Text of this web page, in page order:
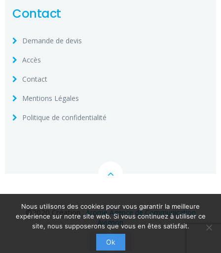
Contact
Demande de devis
Accès
Contact
Mentions Légales
Politique de confidentialité
©2020 Création :Arome Agence de Communication
Avignon
Nous utilisons des cookies pour vous garantir la meilleure
expérience sur notre site web. Si vous continuez à utiliser ce
site, nous supposerons que vous en êtes satisfait.
Ok